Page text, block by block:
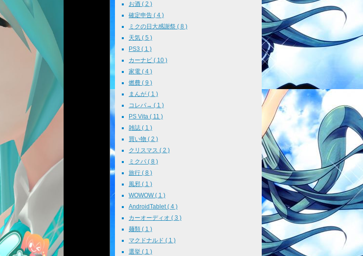
お酒 ( 2 )
確定申告 ( 4 )
ミクの日大感謝祭 ( 8 )
天気 ( 5 )
PS3 ( 1 )
カーナビ ( 10 )
家電 ( 4 )
燃費 ( 9 )
まんが ( 1 )
コレパ→ ( 1 )
PS Vita ( 11 )
雑誌 ( 1 )
買い物 ( 2 )
クリスマス ( 2 )
ミクパ ( 8 )
旅行 ( 8 )
風邪 ( 1 )
WOWOW ( 1 )
AndroidTablet ( 4 )
カーオーディオ ( 3 )
麺類 ( 1 )
マクドナルド ( 1 )
選挙 ( 1 )